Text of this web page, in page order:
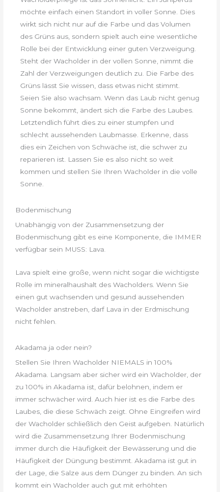
möchte einfach einen Standort in voller Sonne. Dies
wirkt sich nicht nur auf die Farbe und das Volumen
des Grüns aus, sondern spielt auch eine wesentliche
Rolle bei der Entwicklung einer guten Verzweigung.
Steht der Wacholder in der vollen Sonne, nimmt die
Zahl der Verzweigungen deutlich zu. Die Farbe des
Grüns lässt Sie wissen, dass etwas nicht stimmt.
Seien Sie also wachsam. Wenn das Laub nicht genug
Sonne bekommt, ändert sich die Farbe des Laubes.
Letztendlich führt dies zu einer stumpfen und
schlecht aussehenden Laubmasse. Erkenne, dass
dies ein Zeichen von Schwäche ist, die schwer zu
reparieren ist. Lassen Sie es also nicht so weit
kommen und stellen Sie Ihren Wacholder in die volle
Sonne.
Bodenmischung
Unabhängig von der Zusammensetzung der
Bodenmischung gibt es eine Komponente, die IMMER
verfügbar sein MUSS: Lava.
Lava spielt eine große, wenn nicht sogar die wichtigste
Rolle im mineralhaushalt des Wacholders. Wenn Sie
einen gut wachsenden und gesund aussehenden
Wacholder anstreben, darf Lava in der Erdmischung
nicht fehlen.
Akadama ja oder nein?
Stellen Sie Ihren Wacholder NIEMALS in 100%
Akadama. Langsam aber sicher wird ein Wacholder, der
zu 100% in Akadama ist, dafür belohnen, indem er
immer schwächer wird. Auch hier ist es die Farbe des
Laubes, die diese Schwäch zeigt. Ohne Eingreifen wird
der Wacholder schließlich den Geist aufgeben. Natürlich
wird die Zusammensetzung Ihrer Bodenmischung
immer durch die Häufigkeit der Bewässerung und die
Häufigkeit der Düngung bestimmt. Akadama ist gut in
der Lage, die Salze aus dem Dünger zu binden. An sich
kommt ein Wacholder auch gut mit erhöhten